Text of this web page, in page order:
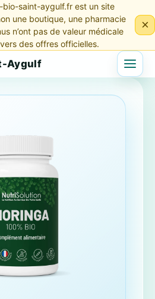
bio-saint-aygulf.fr est un site
une boutique, une pharmacie
n’ont pas de valeur médicale
des offres officielles.
×
Aygulf Menu